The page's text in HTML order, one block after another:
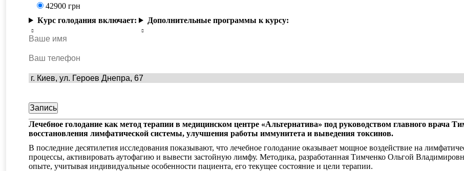
42900 грн
Курс голодания включает:
Дополнительные программы к курсу:
Лечебное голодание как метод терапии в медицинском центре «Альтернатива» под руководством главного врача
восстановления лимфатической системы, улучшения работы иммунитета и выведения токсинов.
В последние десятилетия исследования показывают, что лечебное голодание оказывает мощное воздействие на
процессы, активировать аутофагию и вывести застойную лимфу. Методика, разработанная Тимченко Ольгой
опыте, учитывая индивидуальные особенности пациента, его текущее состояние и цели терапии.